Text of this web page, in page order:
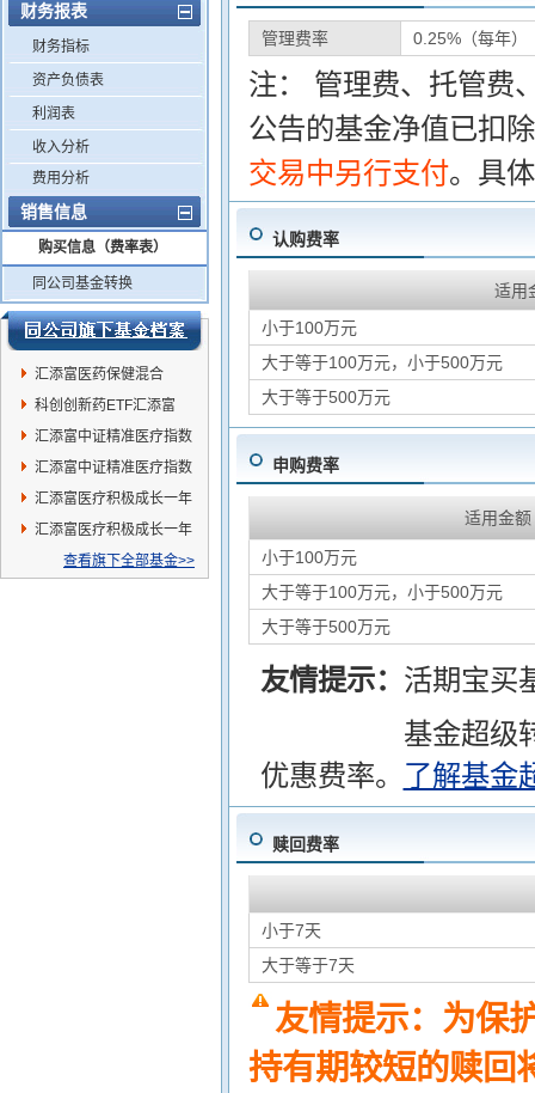
财务报表
财务指标
资产负债表
利润表
收入分析
费用分析
销售信息
购买信息（费率表）
同公司基金转换
汇添富医药保健混合
科创创新药ETF汇添富
汇添富中证精准医疗指数
(LOF)C
汇添富中证精准医疗指数
(LOF)A
汇添富医疗积极成长一年
持有混合C
汇添富医疗积极成长一年
持有混合A
查看旗下全部基金>>
管理费率 0.25%（每年）
注： 管理费、托管费
公告的基金净值已扣
交易中另行支付。具
认购费率
适用
小于100万元
大于等于100万元，小于500万元
大于等于500万元
申购费率
适用金额
小于100万元
大于等于100万元，小于500万元
大于等于500万元
友情提示： 活期宝买
基金超级
优惠费率。 了解基金
赎回费率
小于7天
大于等于7天
友情提示：为保
持有期较短的赎回